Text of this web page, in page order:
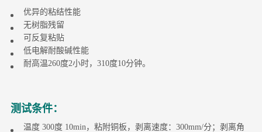
优异的粘结性能
无树脂残留
可反复粘贴
低电解耐酸碱性能
耐高温260度2小时，310度10分钟。
测试条件：
温度 300度 10min，粘附铜板，剥离速度：300mm/分；剥离角